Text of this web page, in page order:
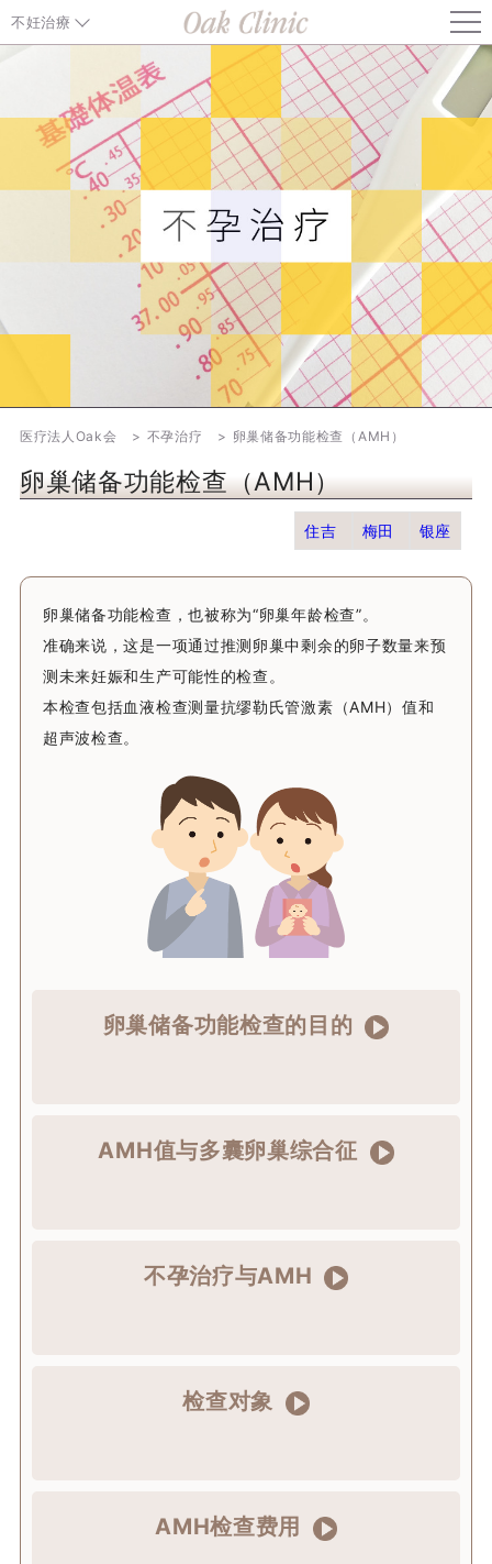
不妊治療
一般不妊治療
特殊技术/检验
信息/其他
医疗法人Oak会 不孕治疗 卵巢储备功能检查（AMH）
卵巢储备功能检查（AMH）
住吉 梅田 银座
卵巢储备功能检查，也被称为“卵巢年龄检查”。
准确来说，这是一项通过推测卵巢中剩余的卵子数量来预
测未来妊娠和生产可能性的检查。
本检查包括血液检查测量抗缪勒氏管激素（AMH）值和
超声波检查。
卵巢储备功能检查的目的
AMH值与多囊卵巢综合征
不孕治疗与AMH
检查对象
AMH检查费用